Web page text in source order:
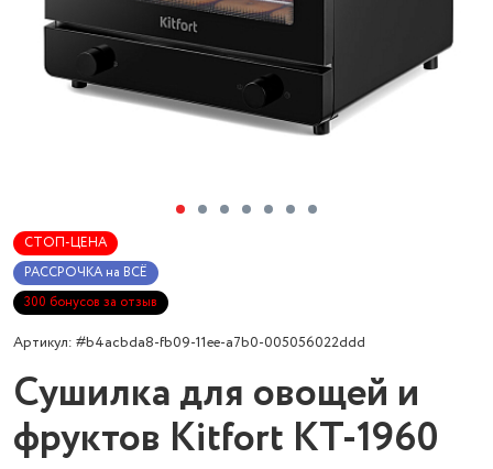
СТОП-ЦЕНА
РАССРОЧКА на ВСЁ
300 бонусов за отзыв
Артикул: #b4acbda8-fb09-11ee-a7b0-005056022ddd
Сушилка для овощей и
фруктов Kitfort КТ-1960